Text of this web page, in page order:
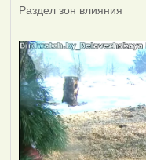
Раздел зон влияния